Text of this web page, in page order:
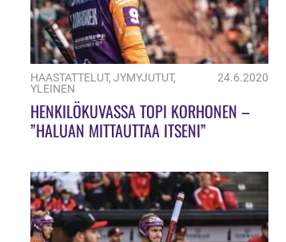
HAASTATTELUT, JYMYJUTUT,
YLEINEN
24.6.2020
HENKILÖKUVASSA TOPI KORHONEN –
”HALUAN MITTAUTTAA ITSENI”